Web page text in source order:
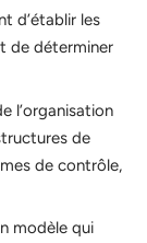
d’établir les
de déterminer
l’organisation
de
de contrôle,
modèle qui